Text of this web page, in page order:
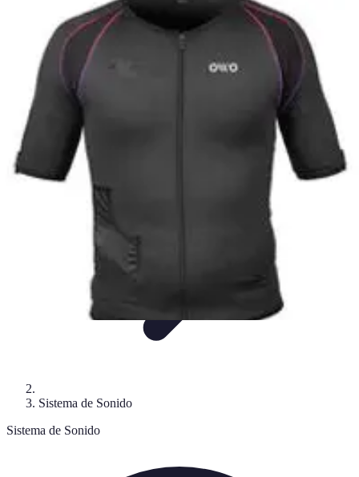
AltavocesGuías de Compra Sonido Televisores Sistemas de Sonido
Audio y TV
Sistema de Sonido
Sistema de Sonido